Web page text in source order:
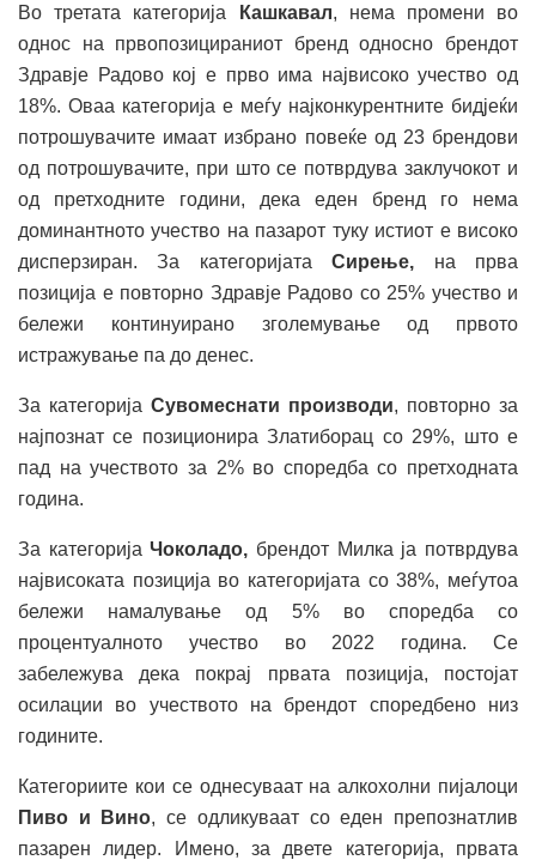
Во третата категорија Кашкавал, нема промени во
однос на првопозицираниот бренд односно брендот
Здравје Радово кој е прво има највисоко учество од
18%. Оваа категорија е меѓу најконкурентните бидјеќи
потрошувачите имаат избрано повеќе од 23 брендови
од потрошувачите, при што се потврдува заклучокот и
од претходните години, дека еден бренд го нема
доминантното учество на пазарот туку истиот е високо
дисперзиран. За категоријатаСирење, на прва
позиција е повторно Здравје Радово со 25% учество и
бележи континуирано зголемување од првото
истражување па до денес.
За категорија Сувомеснати производи, повторно за
најпознат се позиционира Златиборац со 29%, што е
пад на учеството за 2% во споредба со претходната
година.
За категоријаЧоколадо, брендот Милка ја потврдува
највисоката позиција во категоријата со 38%, меѓутоа
бележи намалување од 5% во споредба со
процентуалното учество во 2022 година. Се
забележува дека покрај првата позиција, постојат
осилации во учеството на брендот споредбено низ
годините.
Категориите кои се однесуваат на алкохолни пијалоци
Пиво и Вино, се одликуваат со еден препознатлив
пазарен лидер. Имено, за двете категорија, првата